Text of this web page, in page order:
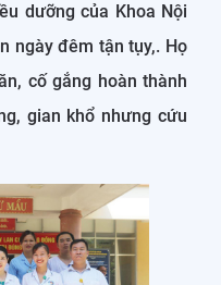
dưỡng của Khoa Nội
ngày đêm tận tụy,. Họ
cố gắng hoàn thành
gian khổ nhưng cứu